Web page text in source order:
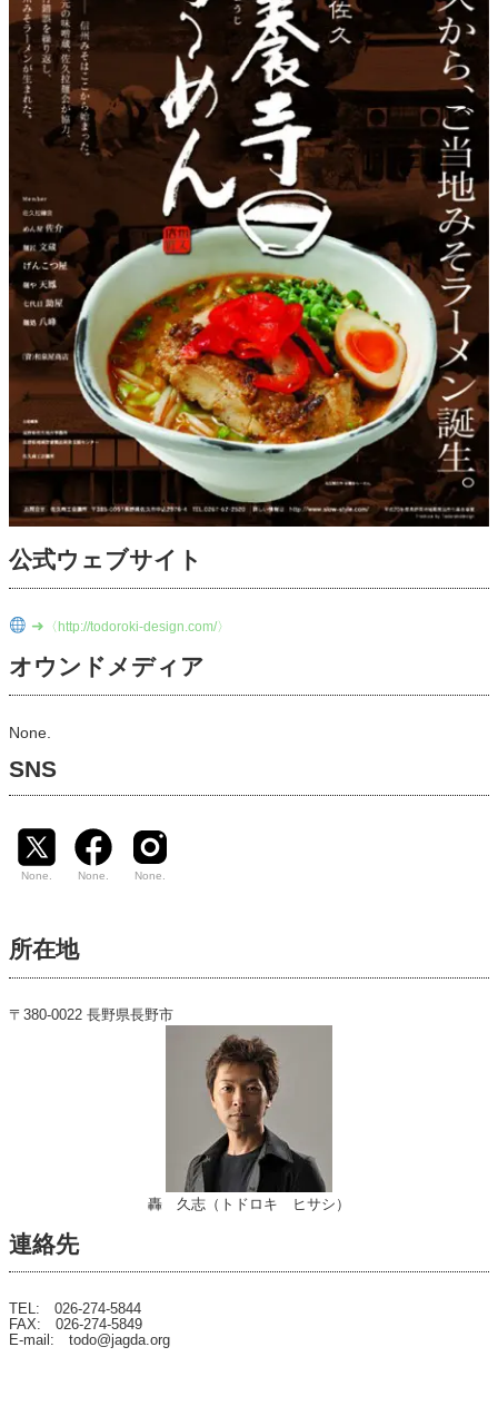
公式ウェブサイト
➜ 〈http://todoroki-design.com/〉
オウンドメディア
None.
SNS
None. None. None.
所在地
〒380-0022 長野県長野市
轟 久志（トドロキ ヒサシ）
連絡先
TEL: 026-274-5844
FAX: 026-274-5849
E-mail: todo@jagda.org